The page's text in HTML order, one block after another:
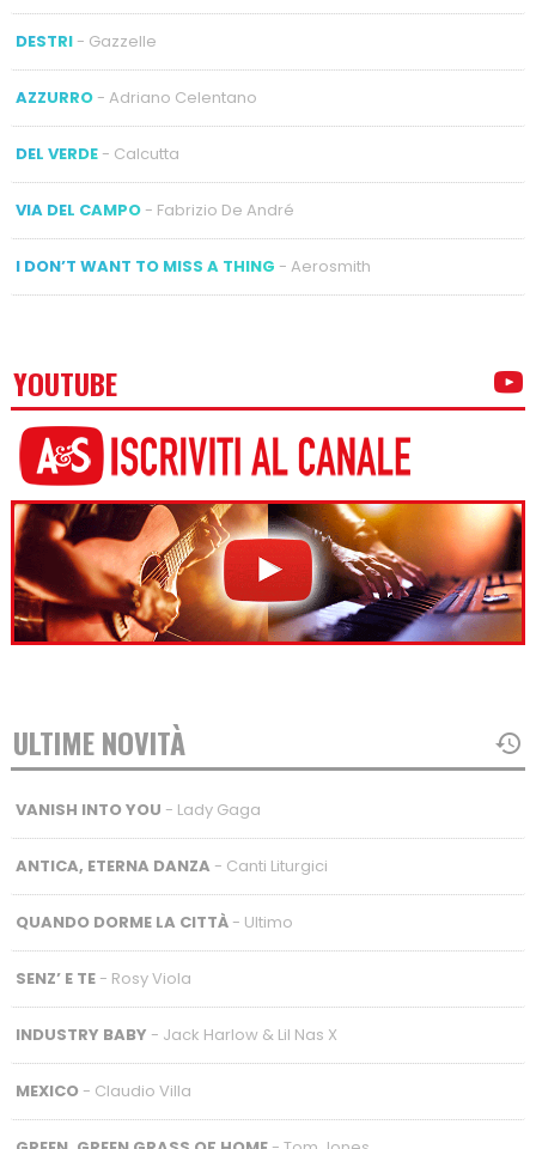
DESTRI- Gazzelle
AZZURRO- Adriano Celentano
DEL VERDE- Calcutta
VIA DEL CAMPO- Fabrizio De André
I DON’T WANT TO MISS A THING - Aerosmith
YOUTUBE
ULTIME NOVITÀ
VANISH INTO YOU - Lady Gaga
ANTICA, ETERNA DANZA - Canti Liturgici
QUANDO DORME LA CITTÀ- Ultimo
SENZ’ E TE- Rosy Viola
INDUSTRY BABY - Jack Harlow & Lil Nas X
MEXICO- Claudio Villa